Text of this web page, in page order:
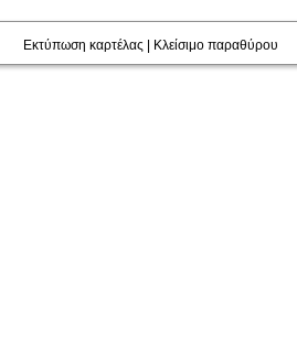
Εκτύπωση καρτέλας Κλείσιμο παραθύρου